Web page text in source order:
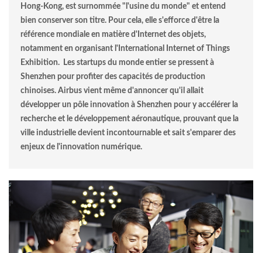
Hong-Kong, est surnommée "l'usine du monde" et entend
bien conserver son titre. Pour cela, elle s'efforce d'être la
référence mondiale en matière d'Internet des objets,
notamment en organisant l'International Internet of Things
Exhibition. Les startups du monde entier se pressent à
Shenzhen pour profiter des capacités de production
chinoises. Airbus vient même d'annoncer qu'il allait
développer un pôle innovation à Shenzhen pour y accélérer la
recherche et le développement aéronautique, prouvant que la
ville industrielle devient incontournable et sait s'emparer des
enjeux de l'innovation numérique.
© imtmphoto.jpg